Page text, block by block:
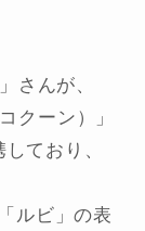
さんが、
クーン）」
ており、
ルビ」の表